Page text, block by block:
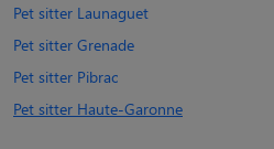
Pet sitter Launaguet
Pet sitter Grenade
Pet sitter Pibrac
Pet sitter Haute-Garonne